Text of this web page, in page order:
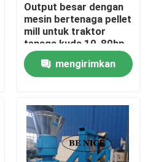
Output besar dengan
mesin bertenaga pellet
mill untuk traktor
tenaga kuda 10-80hp
mengirimkan